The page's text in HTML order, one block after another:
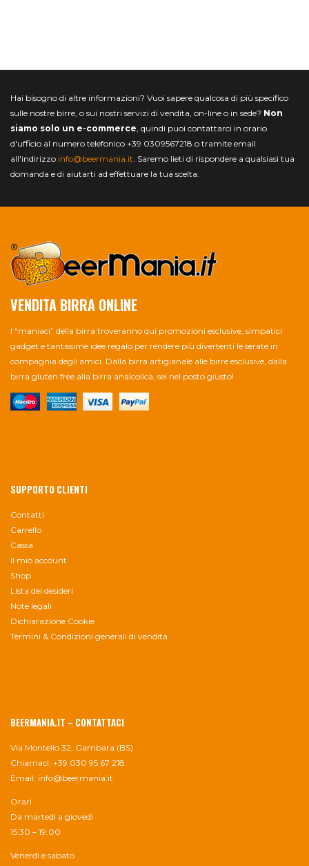
Hai bisogno di altre informazioni? Vuoi sapere qualcosa di più specifico
sulle nostre birre, o sui nostri servizi di vendita, on-line o in sede? Non
siamo solo un e-commerce , quindi puoi contattarci in orario
d'ufficio al numero telefonico +39 0309567218 o tramite email
all'indirizzo info@beermania.it . Saremo lieti di rispondere a qualsiasi tua
domanda e di aiutarti ad effettuare la tua scelta.
VENDITA BIRRA ONLINE
I “maniaci” della birra troveranno qui promozioni esclusive, simpatici
gadget e tantissime idee regalo per rendere più divertenti le serate in
compagnia degli amici. Dalla birra artigianale alle birre esclusive, dalla
birra gluten free alla birra analcolica, sei nel posto giusto!
SUPPORTO CLIENTI
Contatti
Carrello
Cassa
Il mio account
Shop
Lista dei desideri
Note legali
Dichiarazione Cookie
Termini & Condizioni generali di vendita
BEERMANIA.IT – CONTATTACI
Via Montello 32, Gambara (BS)
Chiamaci: +39 030 95 67 218
Email: info@beermania.it
Orari
Da martedì a giovedì
15:30 – 19:00
Venerdì e sabato